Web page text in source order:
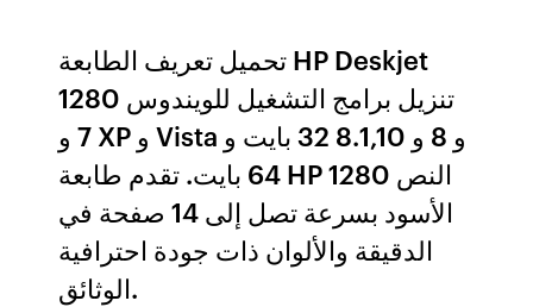
تحميل تعريف الطابعة HP Deskjet
1280 تنزيل برامج التشغيل للويندوس
7 و XP و Vista و 8 و 8.1,10 32 بايت و
64 بايت. تقدم طابعة HP 1280 النص
الأسود بسرعة تصل إلى 14 صفحة في
الدقيقة والألوان ذات جودة احترافية
الوثائق.